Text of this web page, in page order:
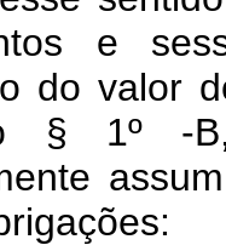
e
do valor
§ 1º -